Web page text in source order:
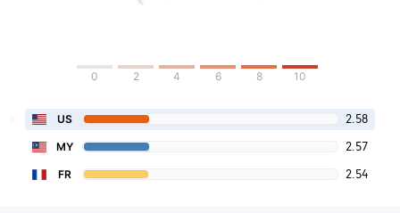
0 2 4 6 8 10
US 2.58
MY 2.57
FR 2.54